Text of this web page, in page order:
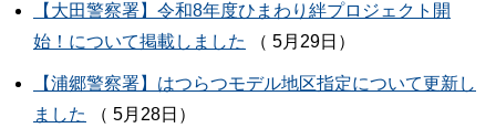
【大田警察署】令和8年度ひまわり絆プロジェクト開
始！について掲載しました
（ 5月29日）
【浦郷警察署】はつらつモデル地区指定について更新し
ました
（ 5月28日）